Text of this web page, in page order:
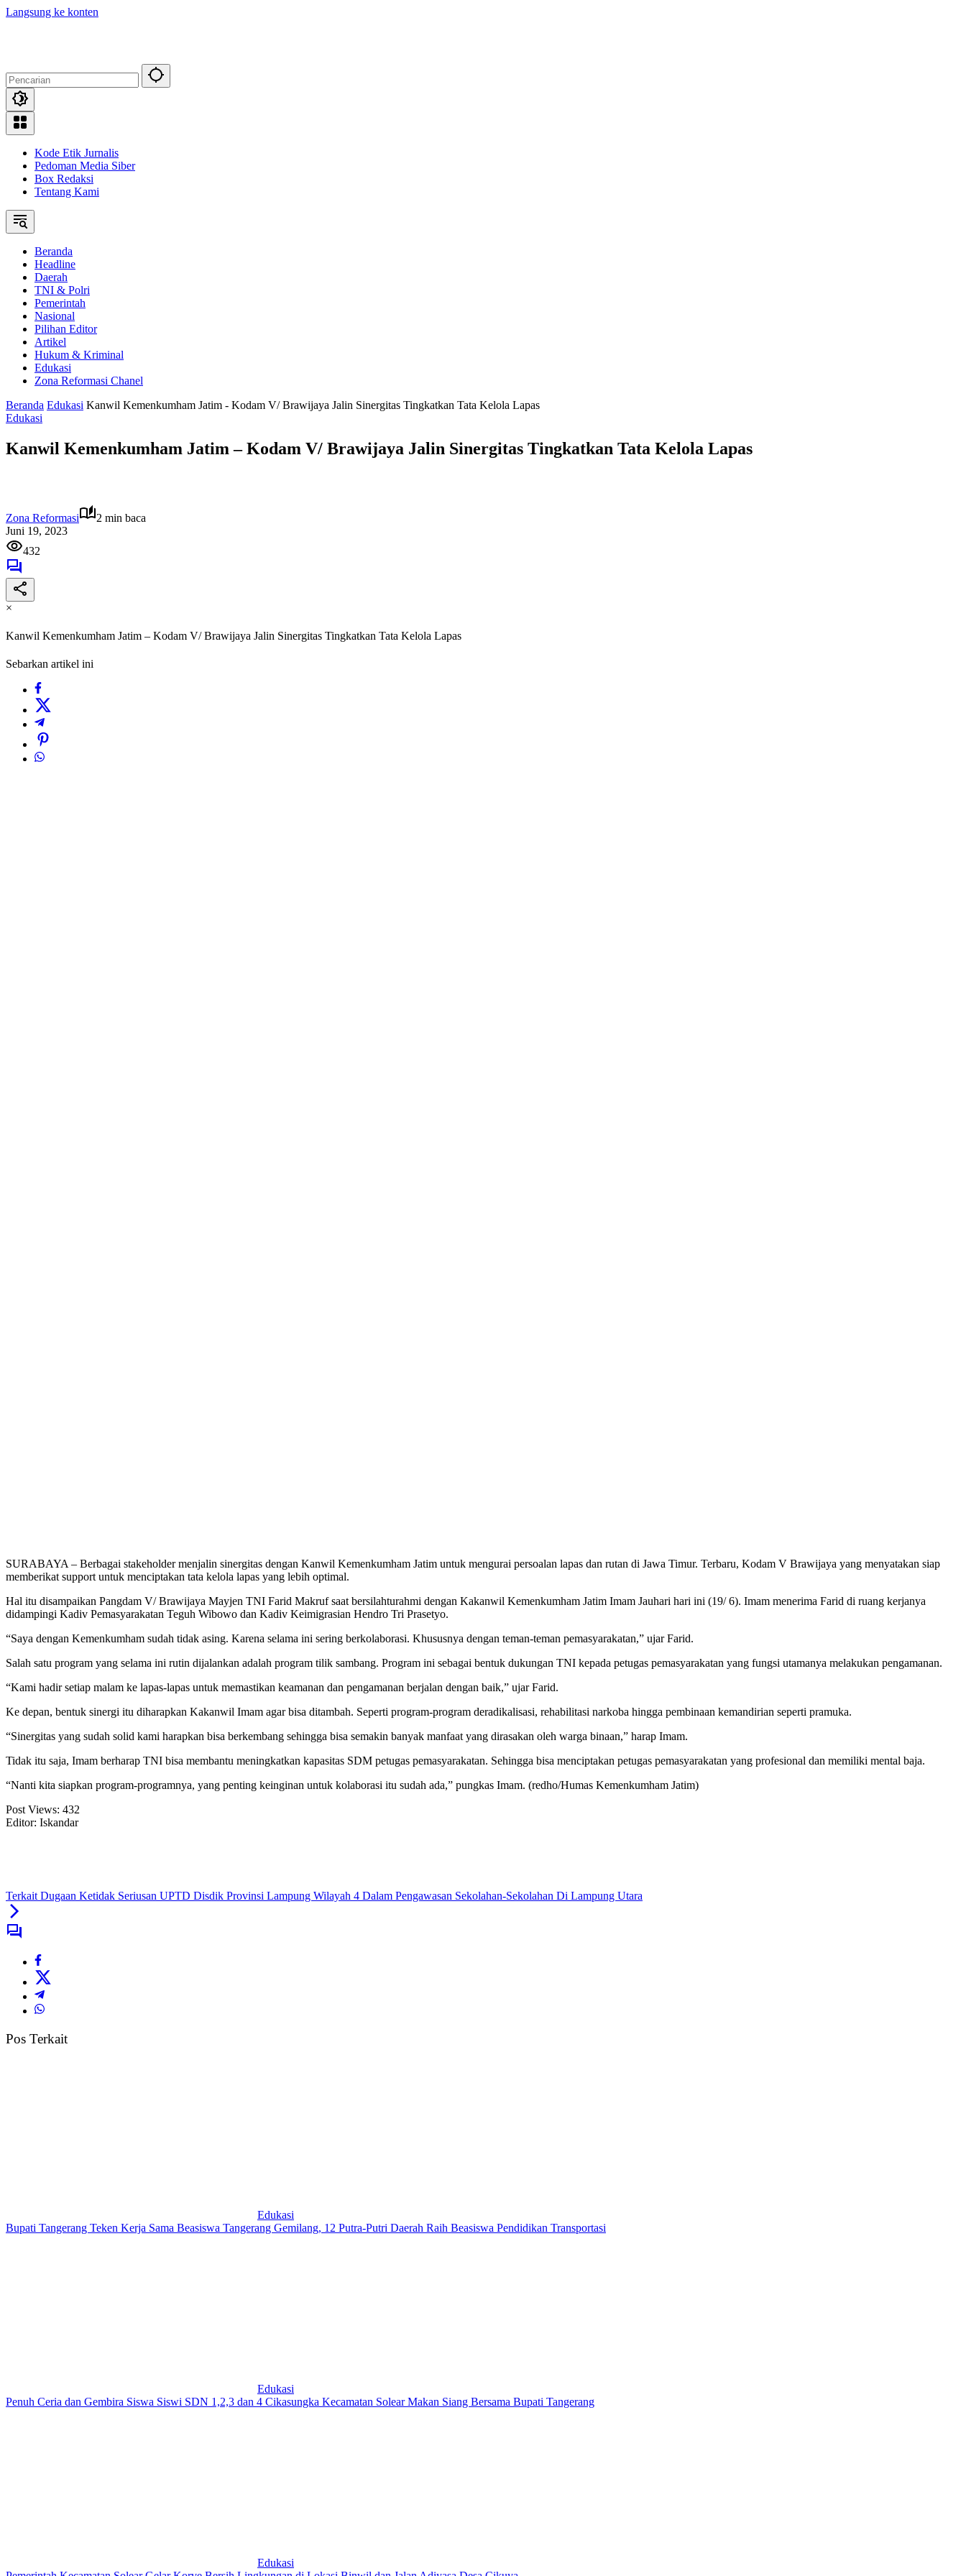
Langsung ke konten
Kode Etik Jurnalis
Pedoman Media Siber
Box Redaksi
Tentang Kami
Beranda
Headline
Daerah
TNI & Polri
Pemerintah
Nasional
Pilihan Editor
Artikel
Hukum & Kriminal
Edukasi
Zona Reformasi Chanel
Beranda Edukasi Kanwil Kemenkumham Jatim - Kodam V/ Brawijaya Jalin Sinergitas Tingkatkan Tata Kelola Lapas
Edukasi
Kanwil Kemenkumham Jatim – Kodam V/ Brawijaya Jalin Sinergitas Tingkatkan Tata Kelola Lapas
Zona Reformasi
2 min baca
Juni 19, 2023
432
×
Kanwil Kemenkumham Jatim – Kodam V/ Brawijaya Jalin Sinergitas Tingkatkan Tata Kelola Lapas
Sebarkan artikel ini
SURABAYA – Berbagai stakeholder menjalin sinergitas dengan Kanwil Kemenkumham Jatim untuk mengurai persoalan lapas dan rutan di Jawa Timur. Terbaru, Kodam V Brawijaya yang menyatakan siap
memberikat support untuk menciptakan tata kelola lapas yang lebih optimal.
Hal itu disampaikan Pangdam V/ Brawijaya Mayjen TNI Farid Makruf saat bersilahturahmi dengan Kakanwil Kemenkumham Jatim Imam Jauhari hari ini (19/ 6). Imam menerima Farid di ruang kerjanya
didampingi Kadiv Pemasyarakatan Teguh Wibowo dan Kadiv Keimigrasian Hendro Tri Prasetyo.
“Saya dengan Kemenkumham sudah tidak asing. Karena selama ini sering berkolaborasi. Khususnya dengan teman-teman pemasyarakatan,” ujar Farid.
Salah satu program yang selama ini rutin dijalankan adalah program tilik sambang. Program ini sebagai bentuk dukungan TNI kepada petugas pemasyarakatan yang fungsi utamanya melakukan pengamanan.
“Kami hadir setiap malam ke lapas-lapas untuk memastikan keamanan dan pengamanan berjalan dengan baik,” ujar Farid.
Ke depan, bentuk sinergi itu diharapkan Kakanwil Imam agar bisa ditambah. Seperti program-program deradikalisasi, rehabilitasi narkoba hingga pembinaan kemandirian seperti pramuka.
“Sinergitas yang sudah solid kami harapkan bisa berkembang sehingga bisa semakin banyak manfaat yang dirasakan oleh warga binaan,” harap Imam.
Tidak itu saja, Imam berharap TNI bisa membantu meningkatkan kapasitas SDM petugas pemasyarakatan. Sehingga bisa menciptakan petugas pemasyarakatan yang profesional dan memiliki mental baja.
“Nanti kita siapkan program-programnya, yang penting keinginan untuk kolaborasi itu sudah ada,” pungkas Imam. (redho/Humas Kemenkumham Jatim)
Post Views: 432
Editor: Iskandar
Terkait Dugaan Ketidak Seriusan UPTD Disdik Provinsi Lampung Wilayah 4 Dalam Pengawasan Sekolahan-Sekolahan Di Lampung Utara
Pos Terkait
Edukasi
Bupati Tangerang Teken Kerja Sama Beasiswa Tangerang Gemilang, 12 Putra-Putri Daerah Raih Beasiswa Pendidikan Transportasi
Edukasi
Penuh Ceria dan Gembira Siswa Siswi SDN 1,2,3 dan 4 Cikasungka Kecamatan Solear Makan Siang Bersama Bupati Tangerang
Edukasi